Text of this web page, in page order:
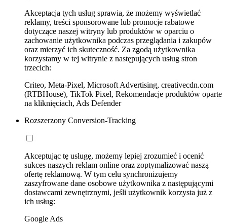
Akceptacja tych usług sprawia, że możemy wyświetlać
reklamy, treści sponsorowane lub promocje rabatowe
dotyczące naszej witryny lub produktów w oparciu o
zachowanie użytkownika podczas przeglądania i zakupów
oraz mierzyć ich skuteczność. Za zgodą użytkownika
korzystamy w tej witrynie z następujących usług stron
trzecich:
Criteo, Meta-Pixel, Microsoft Advertising, creativecdn.com
(RTBHouse), TikTok Pixel, Rekomendacje produktów oparte
na kliknięciach, Ads Defender
Rozszerzony Conversion-Tracking
Akceptując tę usługę, możemy lepiej zrozumieć i ocenić
sukces naszych reklam online oraz zoptymalizować naszą
ofertę reklamową. W tym celu synchronizujemy
zaszyfrowane dane osobowe użytkownika z następującymi
dostawcami zewnętrznymi, jeśli użytkownik korzysta już z
ich usług:
Google Ads